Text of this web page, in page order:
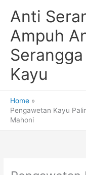
Anti
Ampuh
Kayu
Home
Pengawetan Kayu
Mahoni